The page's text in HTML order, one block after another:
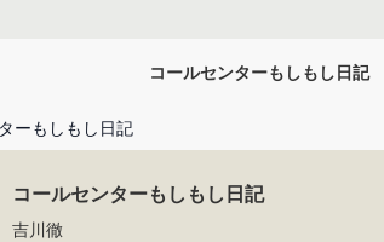
コールセンターもしもし日記
ーもしもし日記
コールセンターもしもし日記
吉川徹